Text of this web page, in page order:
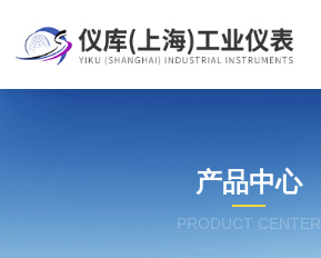
产品中心
PRODUCT CENTER